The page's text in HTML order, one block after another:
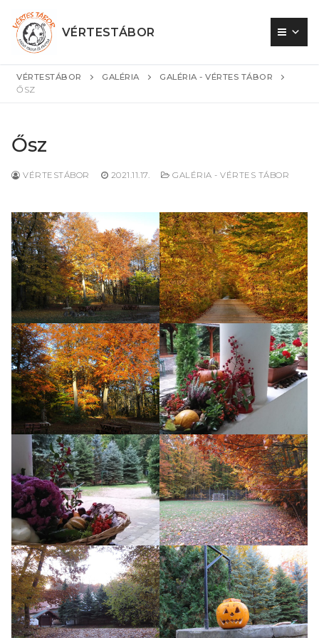
tartalomra
VÉRTESTÁBOR
VÉRTESTÁBOR GALÉRIA
GALÉRIA - VÉRTES TÁBOR
ŐSZ
Ősz
VÉRTESTÁBOR 2021.11.17. GALÉRIA - VÉRTES TÁBOR